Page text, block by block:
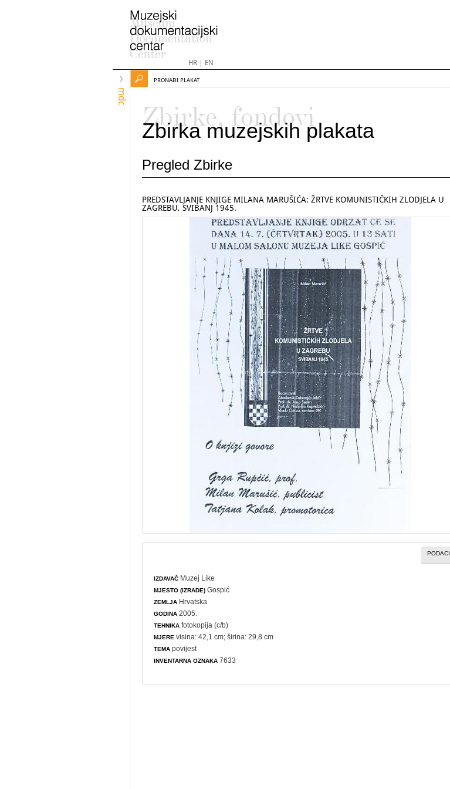
HR| EN
mdc
PRONAĐI PLAKAT
Zbirke, fondovi
Zbirka muzejskih plakata
Pregled Zbirke
PREDSTAVLJANJE KNJIGE MILANA MARUŠIĆA: ŽRTVE KOMUNISTIČKIH ZLODJELA U
ZAGREBU, SVIBANJ 1945.
PODACI
IZDAVAČ Muzej Like
MJESTO (IZRADE) Gospić
ZEMLJA Hrvatska
GODINA 2005.
TEHNIKA fotokopija (c/b)
MJERE visina: 42,1 cm; širina: 29,8 cm
TEMA povijest
INVENTARNA OZNAKA 7633